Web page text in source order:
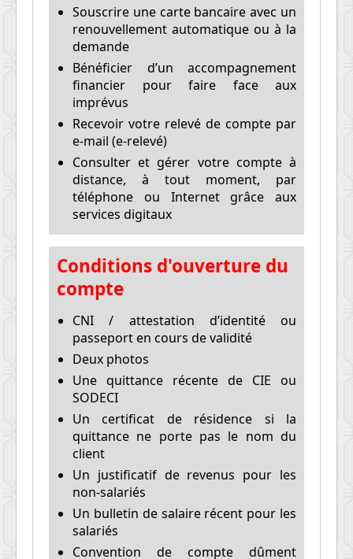
Souscrire une carte bancaire avec un
renouvellement automatique ou à la
demande
Bénéficier d’un accompagnement
financier pour faire face aux
imprévus
Recevoir votre relevé de compte par
e-mail (e-relevé)
Consulter et gérer votre compte à
distance, à tout moment, par
téléphone ou Internet grâce aux
services digitaux
Conditions d'ouverture du
compte
CNI / attestation d’identité ou
passeport en cours de validité
Deux photos
Une quittance récente de CIE ou
SODECI
Un certificat de résidence si la
quittance ne porte pas le nom du
client
Un justificatif de revenus pour les
non-salariés
Un bulletin de salaire récent pour les
salariés
Convention de compte dûment